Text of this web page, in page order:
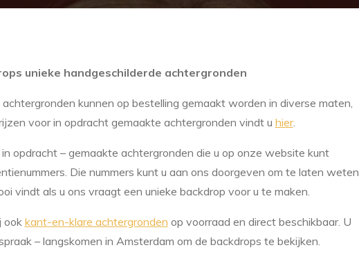
unieke handgeschilderde achtergronden
kunnen op bestelling gemaakt worden in diverse maten,
voor in opdracht gemaakte achtergronden vindt u hier.
opdracht – gemaakte achtergronden die u op onze website kunt
Die nummers kunt u aan ons doorgeven om te laten weten
vindt als u ons vraagt een unieke backdrop voor u te maken.
ook kant-en-klare achtergronden op voorraad en direct beschikbaar. U
– langskomen in Amsterdam om de backdrops te bekijken.